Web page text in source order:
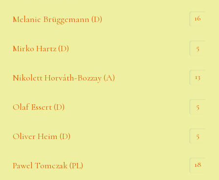
Melanie Brüggemann (D) 16
Mirko Hartz (D) 5
Nikolett Horváth-Bozzay (A) 13
Olaf Essert (D) 5
Oliver Heim (D) 5
Pawel Tomczak (PL) 18